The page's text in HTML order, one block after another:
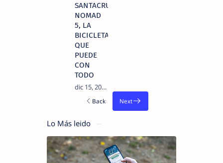
SANTACRUZ
NOMAD
5, LA
BICICLETA
QUE
PUEDE
CON
TODO
Lo Más leido